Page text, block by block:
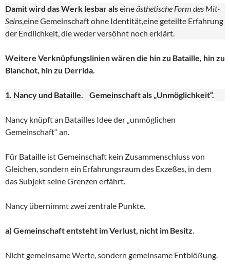
Damit wird das Werk lesbar alseineästhetische Form des Mit-
Seins,eine Gemeinschaft ohne Identität,eine geteilte Erfahrung
der Endlichkeit, die weder versöhnt noch erklärt.
Weitere Verknüpfungslinien wären die hin zu Bataille, hin zu
Blanchot, hin zu Derrida.
1. Nancy und Bataille. Gemeinschaft als „Unmöglichkeit“.
Nancy knüpft an Batailles Idee der „unmöglichen
Gemeinschaft“ an.
Für Bataille ist Gemeinschaft kein Zusammenschluss von
Gleichen, sondern ein Erfahrungsraum des Exzeßes, in dem
das Subjekt seine Grenzen erfährt.
Nancy übernimmt zwei zentrale Punkte.
a) Gemeinschaft entsteht im Verlust, nicht im Besitz.
Nicht gemeinsame Werte, sondern gemeinsame Entblößung.